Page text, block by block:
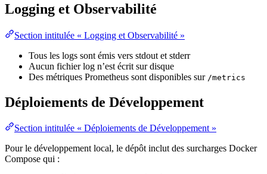
Logging et Observabilité
Section intitulée « Logging et Observabilité »
Tous les logs sont émis vers stdout et stderr
Aucun fichier log n’est écrit sur disque
Des métriques Prometheus sont disponibles sur /metrics
Déploiements de Développement
Section intitulée « Déploiements de Développement »
Pour le développement local, le dépôt inclut des surcharges Docker
Compose qui :